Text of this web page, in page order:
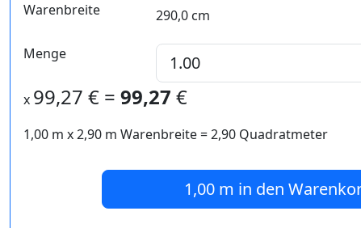
Warenbreite 290,0 cm
Menge
x 99,27 € = 99,27 €
1,00 m x2,90 m Warenbreite =2,90 Quadratmeter
1,00 m in den